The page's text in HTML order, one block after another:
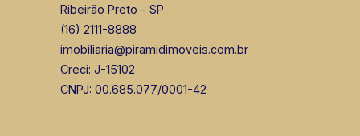
Ribeirão Preto - SP
(16) 2111-8888
imobiliaria@piramidimoveis.com.br
Creci: J-15102
CNPJ: 00.685.077/0001-42